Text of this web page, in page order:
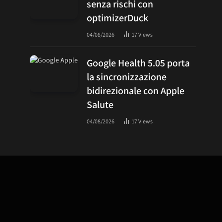
senza rischi con
optimizerDuck
04/08/2026 17Views
Google Health 5.05 porta
la sincronizzazione
bidirezionale con Apple
Salute
04/08/2026 17Views